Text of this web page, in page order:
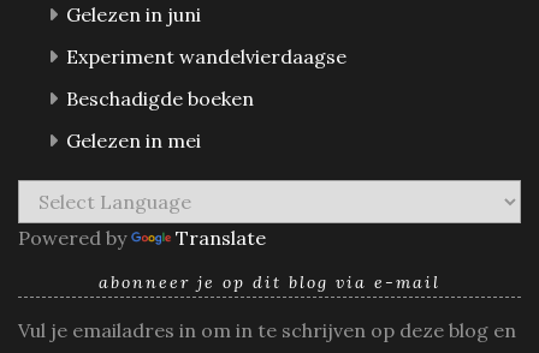
Gelezen in juni
Experiment wandelvierdaagse
Beschadigde boeken
Gelezen in mei
Powered by Translate
abonneer je op dit blog via e-mail
Vul je emailadres in om in te schrijven op deze blog en